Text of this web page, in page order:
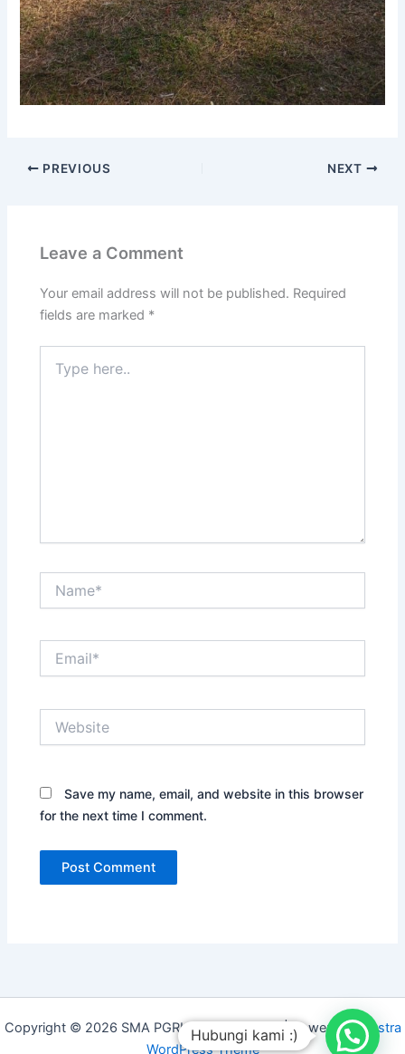
PREVIOUS NEXT
Leave a Comment
Your email address will not be published. Required
fields are marked *
here..
Save my name, email, and website in this browser
for the next time I comment.
Copyright © 2026 SMA PGRI PURWOHARJO | Powered byAstra
WordPress Theme
Hubungi kami :)